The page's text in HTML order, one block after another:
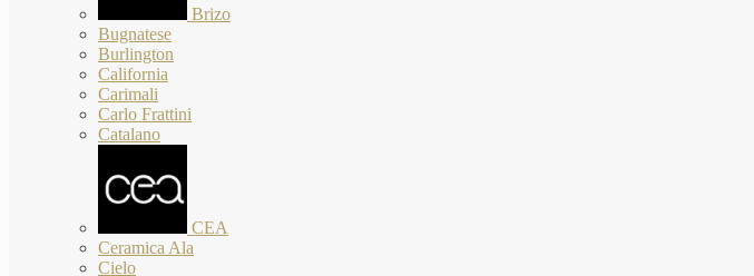
Brizo
Bugnatese
Burlington
California
Carimali
Carlo Frattini
Catalano
CEA
Ceramica Ala
Cielo